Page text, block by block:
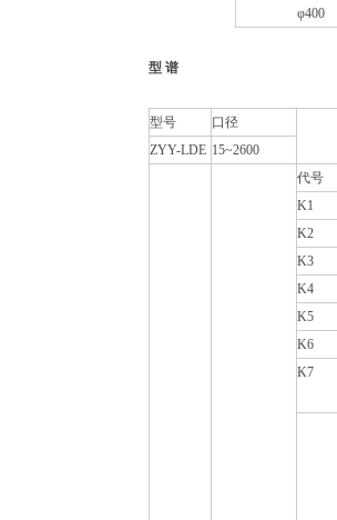
φ400
型 谱
型号
口径
ZYY-LDE 15~2600
代号
K1
K2
K3
K4
K5
K6
K7